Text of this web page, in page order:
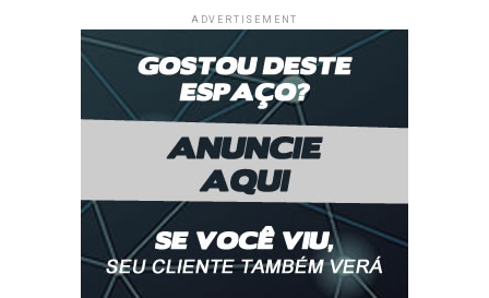
ADVERTISEMENT